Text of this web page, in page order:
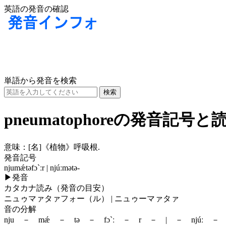
英語の発音の確認
単語から発音を検索
pneumatophoreの発音記号と
意味： [名] 《植物》呼吸根.
発音記号
njumǽtəfɔ`ːr | njúːmətə-
▶発音
カタカナ読み（発音の目安）
ニュゥマァタァフォー（ル） | ニュゥーマァタァ
音の分解
nju － mǽ － tə － fɔ`ː － r － | － njúː －